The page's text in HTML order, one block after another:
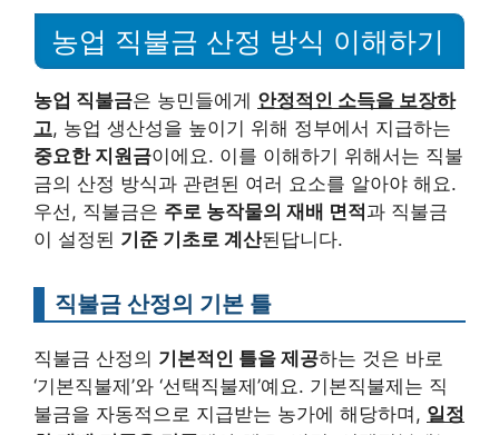
농업 직불금 산정 방식 이해하기
농업 직불금은 농민들에게 안정적인 소득을 보장하
고, 농업 생산성을 높이기 위해 정부에서 지급하는
중요한 지원금이에요. 이를 이해하기 위해서는 직불
금의 산정 방식과 관련된 여러 요소를 알아야 해요.
우선, 직불금은 주로 농작물의 재배 면적 과 직불금
이 설정된 기준 기초로 계산된답니다.
직불금 산정의 기본 틀
직불금 산정의 기본적인 틀을 제공하는 것은 바로
‘기본직불제’와 ‘선택직불제’예요. 기본직불제는 직
불금을 자동적으로 지급받는 농가에 해당하며, 일정